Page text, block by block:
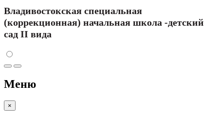
Владивостокская специальная
(коррекционная) начальная школа -детский
сад II вида
Меню
×